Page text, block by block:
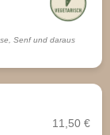
Senf und daraus
11,50 €